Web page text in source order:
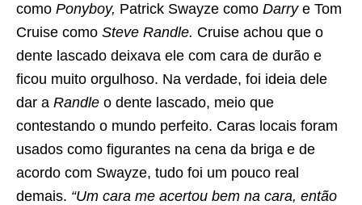
como Ponyboy, Patrick Swayze como Darry e Tom
Cruise como Steve Randle. Cruise achou que o
dente lascado deixava ele com cara de durão e
ficou muito orgulhoso. Na verdade, foi ideia dele
dar a Randle o dente lascado, meio que
contestando o mundo perfeito. Caras locais foram
usados ​​como figurantes na cena da briga e de
acordo com Swayze, tudo foi um pouco real
demais. “Um cara me acertou bem na cara, então